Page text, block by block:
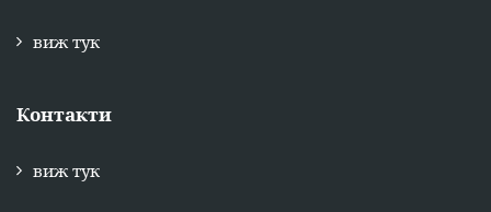
виж тук
Контакти
виж тук